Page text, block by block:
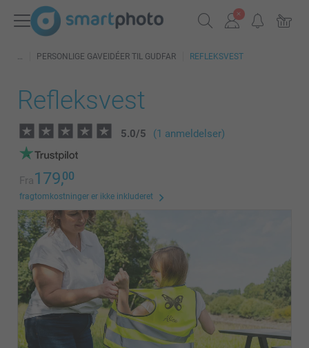
PERSONLIGE GAVEIDÉER TIL GUDFAR REFLEKSVEST
Refleksvest
5.0/5 (1 anmeldelser)
Fra179,00
fragtomkostninger er ikke inkluderet